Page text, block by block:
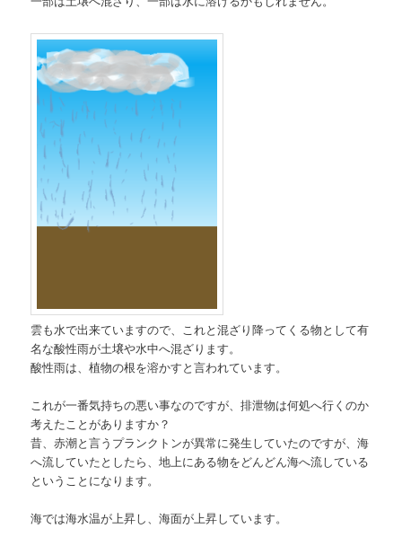
雲も水で出来ていますので、これと混ざり降ってくる物として有
名な酸性雨が土壌や水中へ混ざります。
酸性雨は、植物の根を溶かすと言われています。
これが一番気持ちの悪い事なのですが、排泄物は何処へ行くのか
考えたことがありますか？
昔、赤潮と言うプランクトンが異常に発生していたのですが、海
へ流していたとしたら、地上にある物をどんどん海へ流している
ということになります。
海では海水温が上昇し、海面が上昇しています。